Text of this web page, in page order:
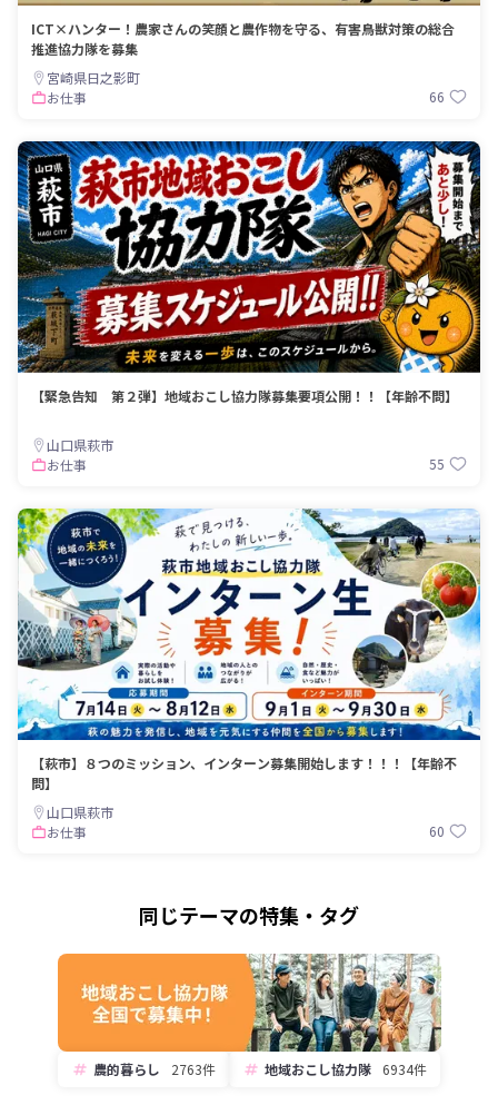
ICT×ハンター！農家さんの笑顔と農作物を守る、有害鳥獣対策の総合
推進協力隊を募集
宮崎県日之影町
お仕事
66
【緊急告知 第２弾】地域おこし協力隊募集要項公開！！【年齢不問】
山口県萩市
お仕事
55
【萩市】８つのミッション、インターン募集開始します！！！【年齢不
問】
山口県萩市
お仕事
60
同じテーマの特集・タグ
農的暮らし 2763件 地域おこし協力隊 6934件